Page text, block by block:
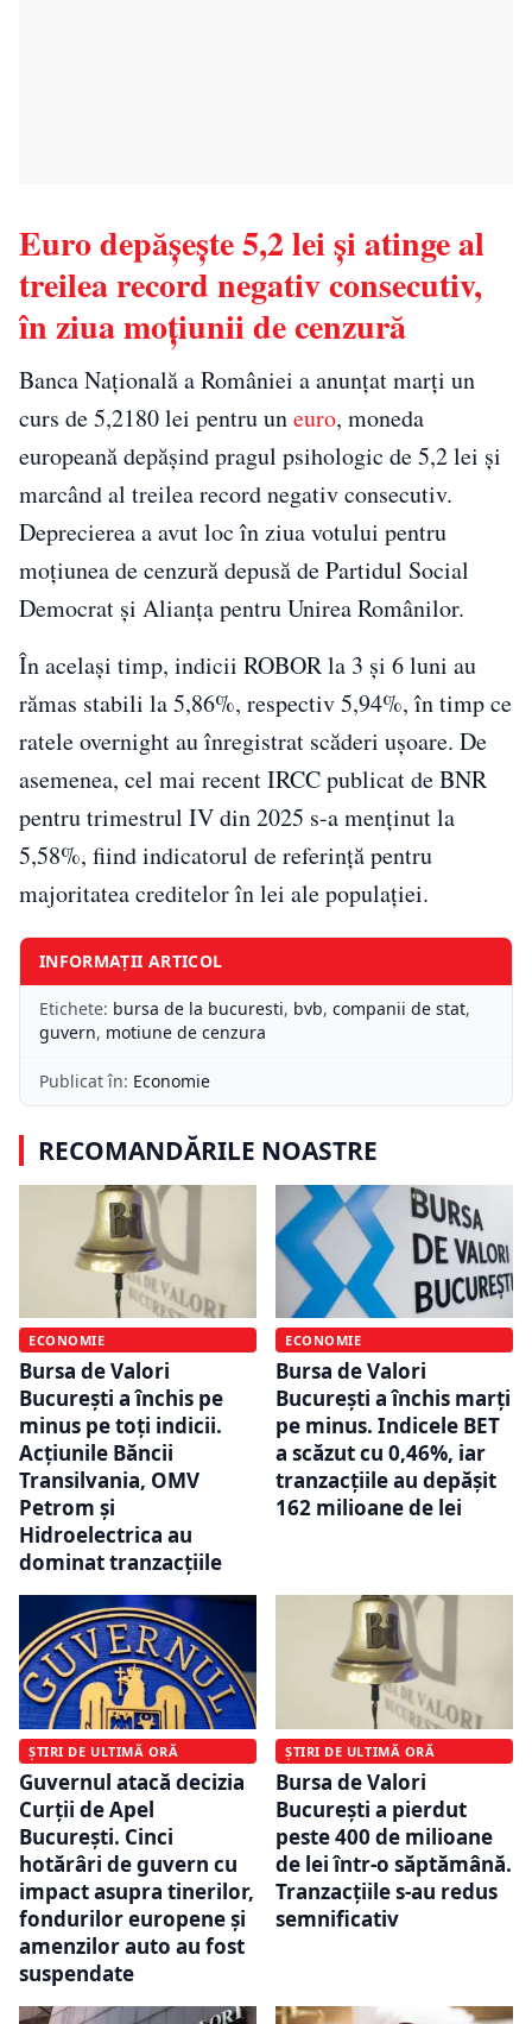
Euro depășește 5,2 lei și atinge al
treilea record negativ consecutiv,
în ziua moțiunii de cenzură
Banca Națională a României a anunțat marți un
curs de 5,2180 lei pentru uneuro, moneda
europeană depășind pragul psihologic de 5,2 lei și
marcând al treilea record negativ consecutiv.
Deprecierea a avut loc în ziua votului pentru
moțiunea de cenzură depusă dePartidul Social
Democrat și Alianța pentru Unirea Românilor.
În același timp, indicii ROBOR la 3 și 6 luni au
rămas stabili la 5,86%, respectiv 5,94%, în timp ce
ratele overnight au înregistrat scăderi ușoare. De
asemenea, cel mai recent IRCC publicat de BNR
pentru trimestrul IV din 2025 s-a menținut la
5,58%, fiind indicatorul de referință pentru
majoritatea creditelor în lei ale populației.
INFORMAȚII ARTICOL
Etichete: bursa de la bucuresti, bvb, companii de stat,
guvern, motiune de cenzura
Publicat în: Economie
RECOMANDĂRILE NOASTRE
ECONOMIE
Bursa de Valori
București a închis pe
minus pe toți indicii.
Acțiunile Băncii
Transilvania, OMV
Petrom și
Hidroelectrica au
dominat tranzacțiile
ECONOMIE
Bursa de Valori
București a închis marți
pe minus. Indicele BET
a scăzut cu 0,46%, iar
tranzacțiile au depășit
162 milioane de lei
ȘTIRI DE ULTIMĂ ORĂ
Guvernul atacă decizia
Curții de Apel
București. Cinci
hotărâri de guvern cu
impact asupra tinerilor,
fondurilor europene și
amenzilor auto au fost
suspendate
ȘTIRI DE ULTIMĂ ORĂ
Bursa de Valori
București a pierdut
peste 400 de milioane
de lei într-o săptămână.
Tranzacțiile s-au redus
semnificativ